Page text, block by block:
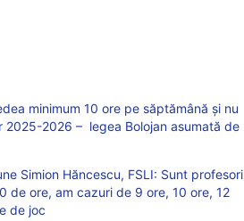
minimum 10 ore pe săptămână și nu
2025-2026 – legea Bolojan asumată de
Simion Hăncescu, FSLI: Sunt profesori
de ore, am cazuri de 9 ore, 10 ore, 12
de joc